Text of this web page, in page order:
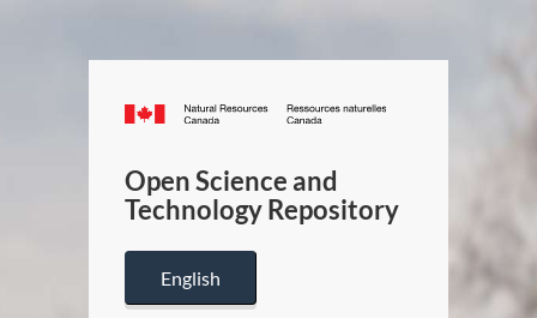
Canada.ca
/
Canada
Open Science and
Technology Repository
English